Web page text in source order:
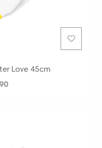
Love 45cm